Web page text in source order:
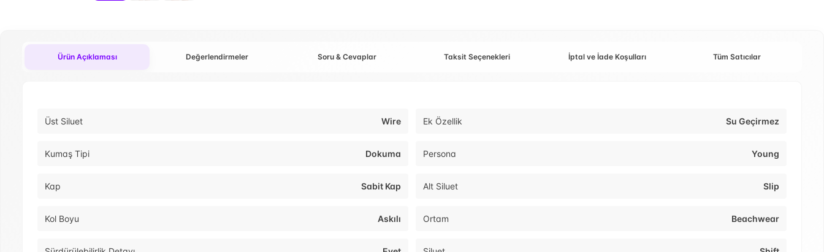
Ürün Açıklaması Değerlendirmeler Soru & Cevaplar Taksit Seçenekleri İptal ve İade Koşulları Tüm Satıcılar
Üst Siluet Wire Ek Özellik Su Geçirmez
Kumaş Tipi Dokuma Persona Young
Kap Sabit Kap Alt Siluet Slip
Kol Boyu Askılı Ortam Beachwear